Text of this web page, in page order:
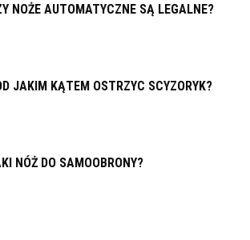
NOŻE AUTOMATYCZNE SĄ LEGALNE?
JAKIM KĄTEM OSTRZYC SCYZORYK?
NÓŻ DO SAMOOBRONY?